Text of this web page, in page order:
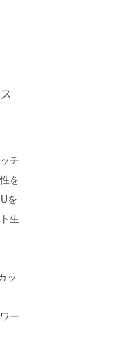
チ
を
を
生
ッ
ー